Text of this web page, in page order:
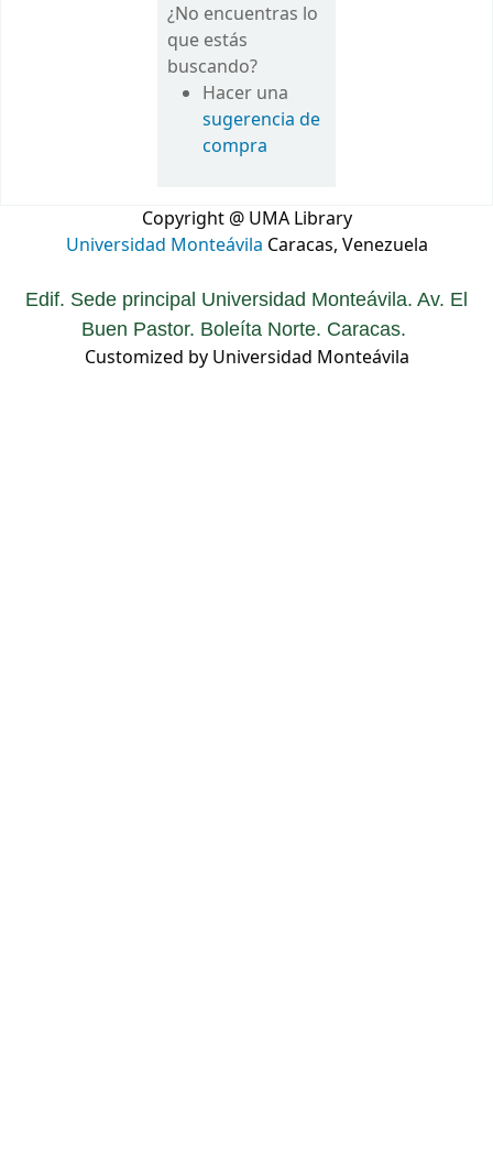
¿No encuentras lo
que estás
buscando?
Hacer una
sugerencia de
compra
Copyright @ UMA Library
Universidad Monteávila Caracas, Venezuela
Edif. Sede principal Universidad Monteávila. Av. El
Buen Pastor. Boleíta Norte. Caracas.
Customized by Universidad Monteávila